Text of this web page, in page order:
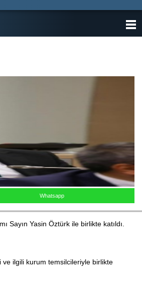
Whatsapp
Sayın Yasin Öztürk ile birlikte katıldı.
ve ilgili kurum temsilcileriyle birlikte
VİDEO GALERİ
KÜNYE
Haberin Doğru Adresi.